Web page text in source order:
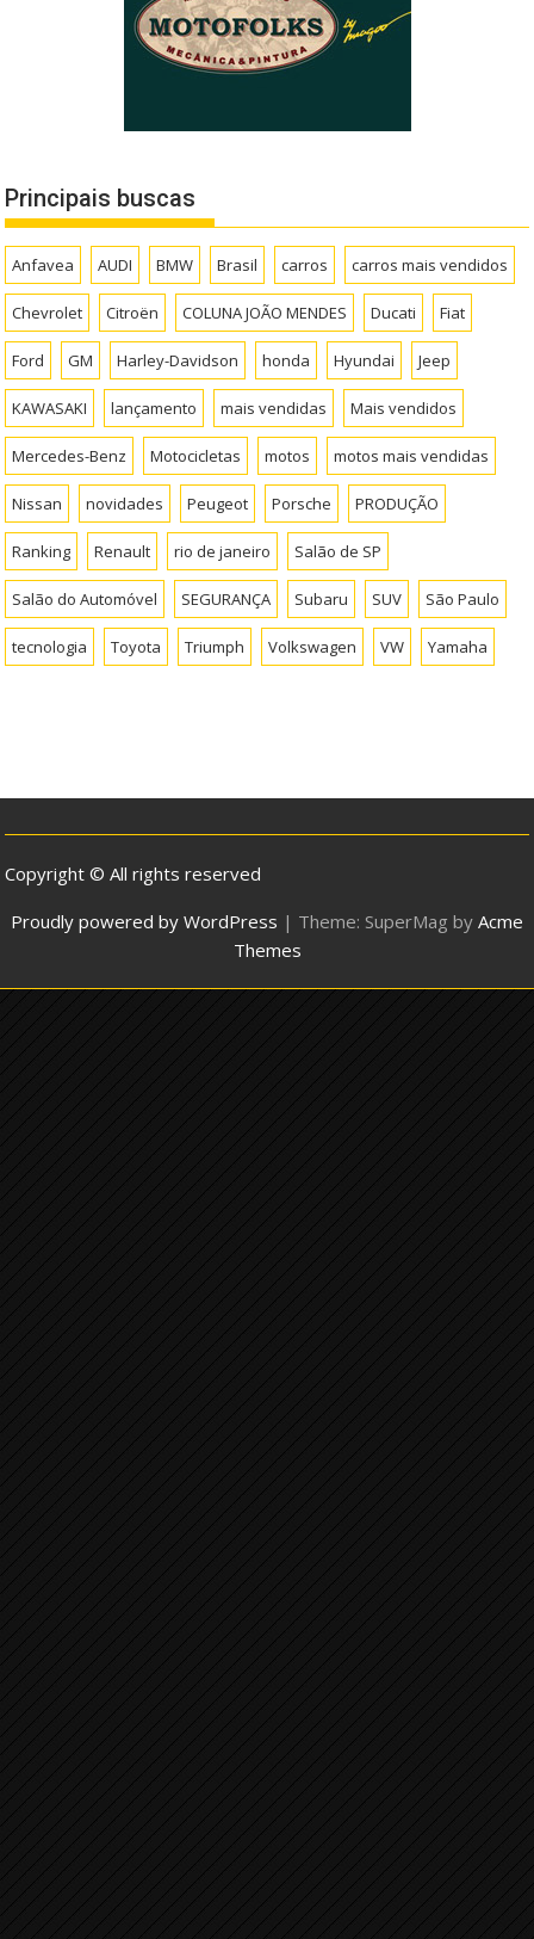
Principais buscas
Anfavea AUDI BMW Brasil carros carros mais vendidos
Chevrolet Citroën COLUNA JOÃO MENDES Ducati Fiat
Ford GM Harley-Davidson honda Hyundai Jeep
KAWASAKI lançamento mais vendidas Mais vendidos
Mercedes-Benz Motocicletas motos motos mais vendidas
Nissan novidades Peugeot Porsche PRODUÇÃO
Ranking Renault rio de janeiro Salão de SP
Salão do Automóvel SEGURANÇA Subaru SUV São Paulo
tecnologia Toyota Triumph Volkswagen VW Yamaha
Copyright © All rights reserved
Proudly powered by WordPress | Theme: SuperMag by Acme
Themes